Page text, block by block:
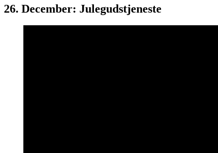
26. December: Julegudstjeneste